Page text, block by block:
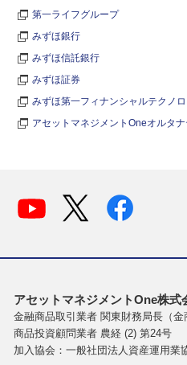
第一ライフグループ
みずほ銀行
みずほ信託銀行
みずほ証券
みずほ第一フィナンシャルテクノ
アセットマネジメントOneオルタ
アセットマネジメントOne株式
金融商品取引業者 関東財務局長（金
商品投資顧問業者 農経 (2) 第24号
加入協会：一般社団法人資産運用業